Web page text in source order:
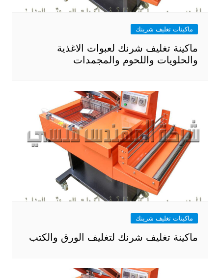
ماكينات تغليف شرينك
ماكينة تغليف شرنك لعبوات الاغذية
والحلويات واللحوم والمجمدات
ماكينات تغليف شرينك
ماكينة تغليف شرنك لتغليف الورق والكتب